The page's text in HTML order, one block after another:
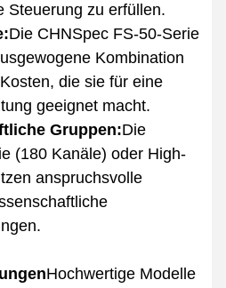
Steuerung zu erfüllen.
Die CHNSpec FS-50-Serie
Kombination
die sie für eine
geeignet macht.
Gruppen:Die
(180 Kanäle) oder High-
anspruchsvolle
Hochwertige Modelle